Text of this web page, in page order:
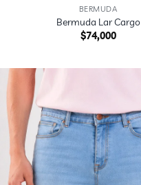
BERMUDA
Bermuda Lar Cargo
$74,000